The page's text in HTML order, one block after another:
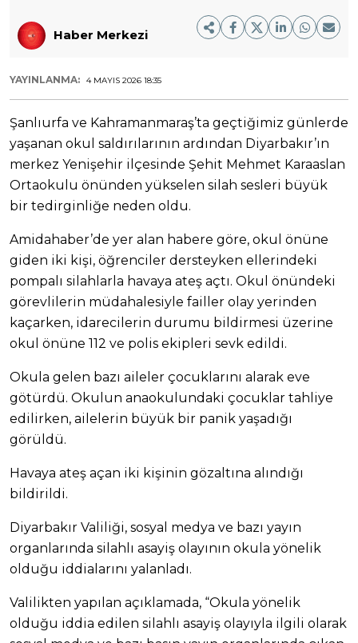
Haber Merkezi
YAYINLANMA: 4 MAYIS 2026 18:35
Şanlıurfa ve Kahramanmaraş’ta geçtiğimiz günlerde
yaşanan okul saldırılarının ardından Diyarbakır’ın
merkez Yenişehir ilçesinde Şehit Mehmet Karaaslan
Ortaokulu önünden yükselen silah sesleri büyük
bir tedirginliğe neden oldu.
Amidahaber’de yer alan habere göre, okul önüne
giden iki kişi, öğrenciler dersteyken ellerindeki
pompalı silahlarla havaya ateş açtı. Okul önündeki
görevlilerin müdahalesiyle failler olay yerinden
kaçarken, idarecilerin durumu bildirmesi üzerine
okul önüne 112 ve polis ekipleri sevk edildi.
Okula gelen bazı aileler çocuklarını alarak eve
götürdü. Okulun anaokulundaki çocuklar tahliye
edilirken, ailelerin büyük bir panik yaşadığı
görüldü.
Havaya ateş açan iki kişinin gözaltına alındığı
bildirildi.
Diyarbakır Valiliği, sosyal medya ve bazı yayın
organlarında silahlı asayiş olayının okula yönelik
olduğu iddialarını yalanladı.
Valilikten yapılan açıklamada, “Okula yönelik
olduğu iddia edilen silahlı asayiş olayıyla ilgili olarak